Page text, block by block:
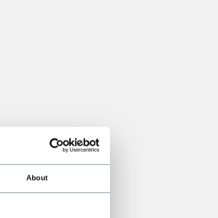
About